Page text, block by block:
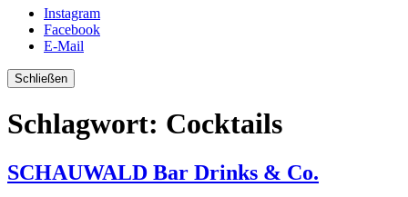
Instagram
Facebook
E-Mail
Schließen
Schlagwort: Cocktails
SCHAUWALD Bar Drinks & Co.